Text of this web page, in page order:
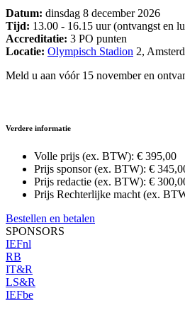
Datum: dinsdag 8 december 2026
Tijd: 13.00 - 16.15 uur (ontvangst en
Accreditatie: 3 PO punten
Locatie: Olympisch Stadion 2,
Meld u aan vóór 15 november en
Verdere informatie
Volle prijs (ex. BTW): € 395,00
Prijs sponsor (ex. BTW): €
Prijs redactie (ex. BTW): €
Prijs Rechterlijke macht (ex.
Bestellen en betalen
SPONSORS
IEFnl
RB
IT&R
LS&R
IEFbe